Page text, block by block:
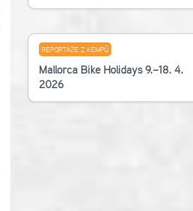
REPORTÁŽE Z KEMPŮ
Mallorca Bike Holidays 9.–18. 4.
2026